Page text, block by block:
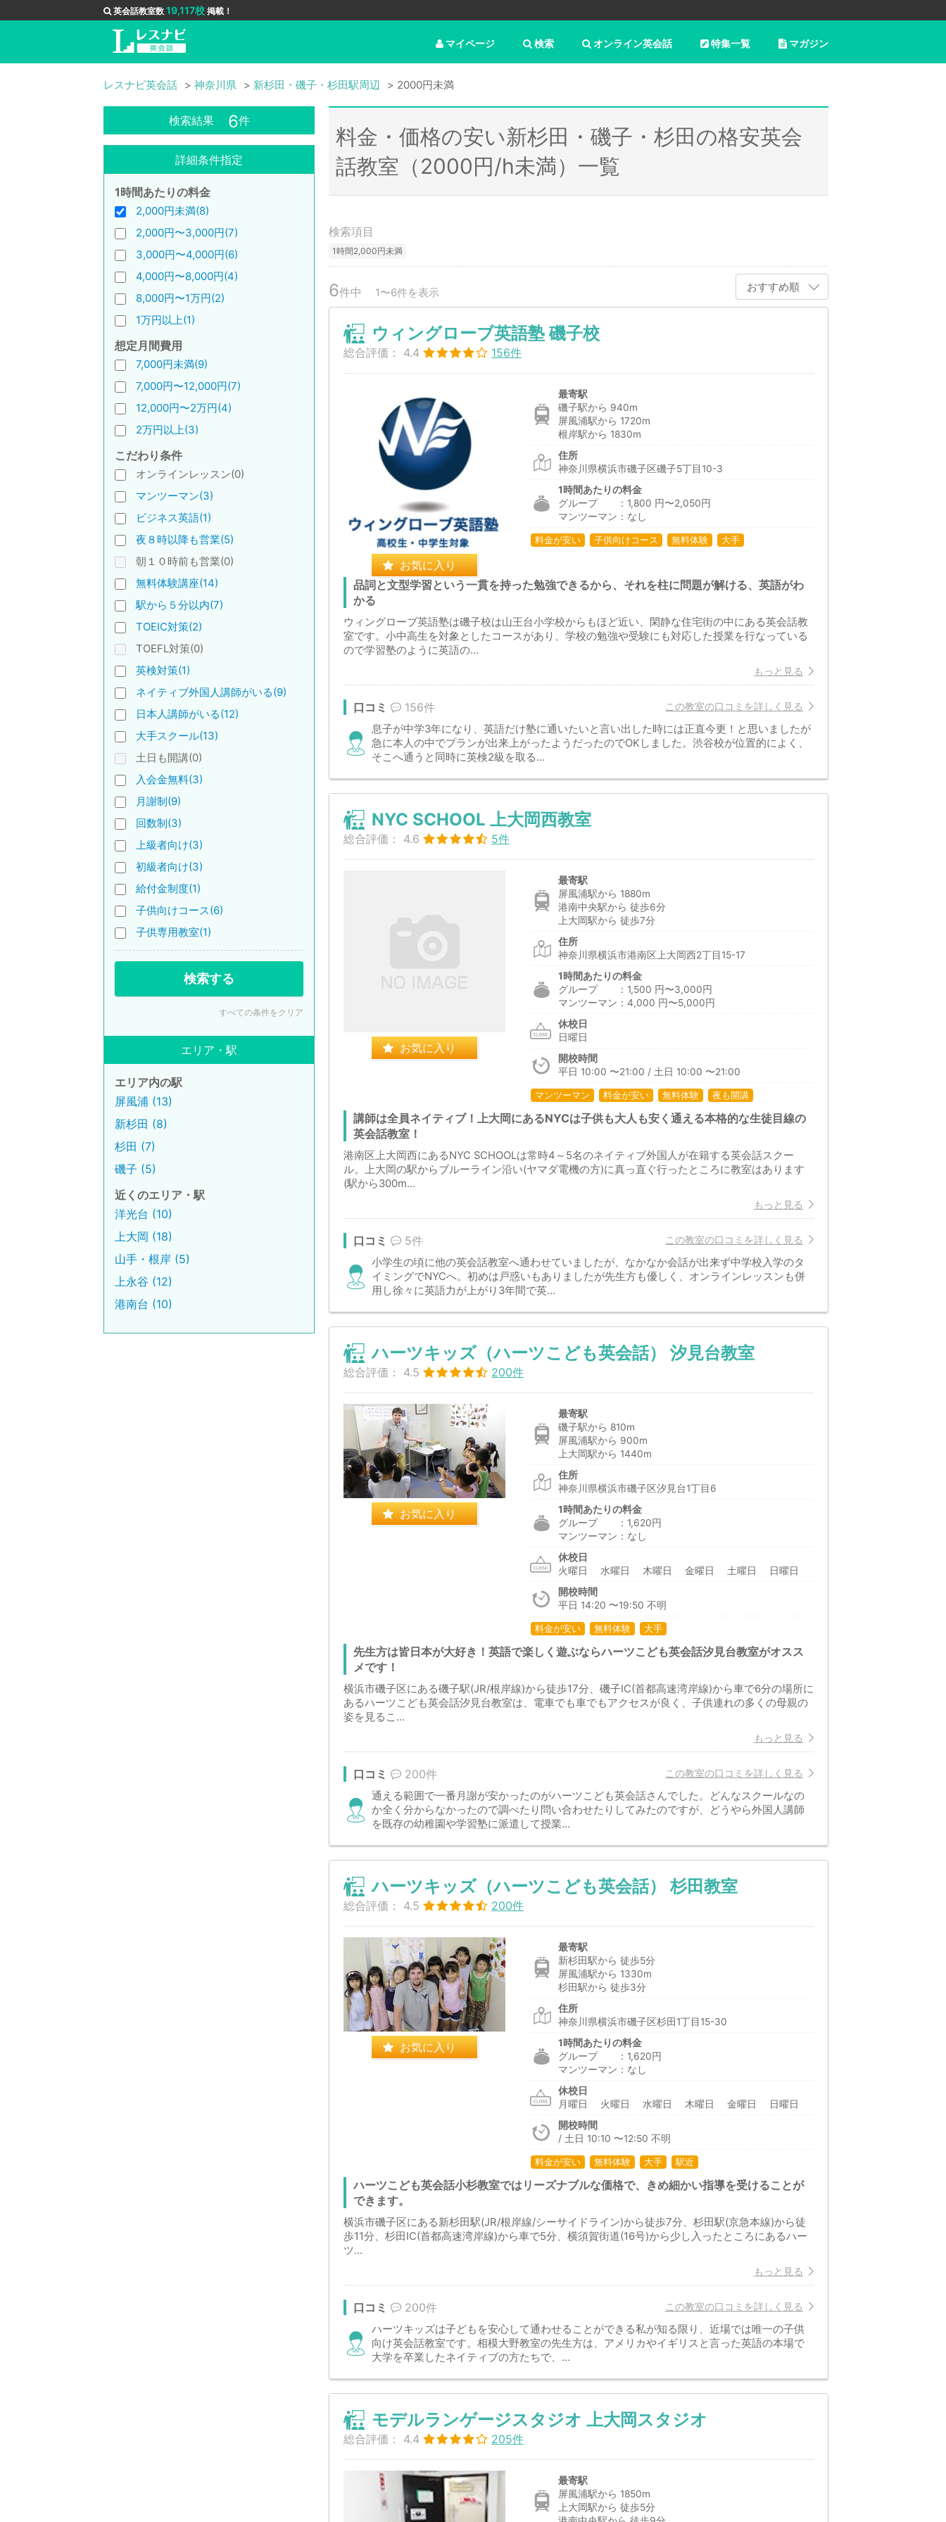
英会話教室数 19,117校 掲載！
マガジン
特集一覧
オンライン英会話
検索
マイページ
レスナビ英会話 神奈川県 新杉田・磯子・杉田駅周辺 2000円未満
検索結果 6件
詳細条件指定
1時間あたりの料金
2,000円未満(8)
2,000円〜3,000円(7)
3,000円〜4,000円(6)
4,000円〜8,000円(4)
8,000円〜1万円(2)
1万円以上(1)
想定月間費用
7,000円未満(9)
7,000円〜12,000円(7)
12,000円〜2万円(4)
2万円以上(3)
こだわり条件
オンラインレッスン(0)
マンツーマン(3)
ビジネス英語(1)
夜８時以降も営業(5)
朝１０時前も営業(0)
無料体験講座(14)
駅から５分以内(7)
TOEIC対策(2)
TOEFL対策(0)
英検対策(1)
ネイティブ外国人講師がいる(9)
日本人講師がいる(12)
大手スクール(13)
土日も開講(0)
入会金無料(3)
月謝制(9)
回数制(3)
上級者向け(3)
初級者向け(3)
給付金制度(1)
子供向けコース(6)
子供専用教室(1)
検索する
すべての条件をクリア
エリア・駅
エリア内の駅
屏風浦 (13)
新杉田 (8)
杉田 (7)
磯子 (5)
近くのエリア・駅
洋光台 (10)
上大岡 (18)
山手・根岸 (5)
上永谷 (12)
港南台 (10)
料金・価格の安い新杉田・磯子・杉田の格安英会
話教室（2000円/h未満）一覧
検索項目
1時間2,000円未満
6件中 1〜6件を表示 おすすめ順
ウィングローブ英語塾 磯子校
総合評価： 4.4 156件
お気に入り
最寄駅
磯子駅から 940m
屏風浦駅から 1720m
根岸駅から 1830m
住所
神奈川県横浜市磯子区磯子5丁目10-3
1時間あたりの料金
グループ ：1,800 円〜2,050円
マンツーマン：なし
料金が安い 子供向けコース 無料体験 大手
品詞と文型学習という一貫を持った勉強できるから、それを柱に問題が解ける、英語がわ
かる
ウィングローブ英語塾は磯子校は山王台小学校からもほど近い、閑静な住宅街の中にある英会話教
室です。小中高生を対象としたコースがあり、学校の勉強や受験にも対応した授業を行なっている
ので学習塾のように英語の...
もっと見る
この教室の口コミを詳しく見る
口コミ 156件
息子が中学3年になり、英語だけ塾に通いたいと言い出した時には正直今更！と思いましたが
急に本人の中でプランが出来上がったようだったのでOKしました。渋谷校が位置的によく、
そこへ通うと同時に英検2級を取る...
NYC SCHOOL 上大岡西教室
総合評価： 4.6 5件
お気に入り
最寄駅
屏風浦駅から 1880m
港南中央駅から 徒歩6分
上大岡駅から 徒歩7分
住所
神奈川県横浜市港南区上大岡西2丁目15-17
1時間あたりの料金
グループ ：1,500 円〜3,000円
マンツーマン：4,000 円〜5,000円
休校日
日曜日
開校時間
平日 10:00 〜21:00 / 土日 10:00 〜21:00
マンツーマン 料金が安い 無料体験 夜も開講
講師は全員ネイティブ！上大岡にあるNYCは子供も大人も安く通える本格的な生徒目線の
英会話教室！
港南区上大岡西にあるNYC SCHOOLは常時4～5名のネイティブ外国人が在籍する英会話スクー
ル。上大岡の駅からブルーライン沿い(ヤマダ電機の方)に真っ直ぐ行ったところに教室はあります
(駅から300m...
もっと見る
この教室の口コミを詳しく見る
口コミ 5件
小学生の頃に他の英会話教室へ通わせていましたが、なかなか会話が出来ず中学校入学のタ
イミングでNYCへ。初めは戸惑いもありましたが先生方も優しく、オンラインレッスンも併
用し徐々に英語力が上がり3年間で英...
ハーツキッズ（ハーツこども英会話） 汐見台教室
総合評価： 4.5 200件
お気に入り
最寄駅
磯子駅から 810m
屏風浦駅から 900m
上大岡駅から 1440m
住所
神奈川県横浜市磯子区汐見台1丁目6
1時間あたりの料金
グループ ：1,620円
マンツーマン：なし
休校日
火曜日 水曜日 木曜日 金曜日 土曜日 日曜日
開校時間
平日 14:20 〜19:50 不明
料金が安い 無料体験 大手
先生方は皆日本が大好き！英語で楽しく遊ぶならハーツこども英会話汐見台教室がオスス
メです！
横浜市磯子区にある磯子駅(JR/根岸線)から徒歩17分、磯子IC(首都高速湾岸線)から車で6分の場所に
あるハーツこども英会話汐見台教室は、電車でも車でもアクセスが良く、子供連れの多くの母親の
姿を見るこ...
もっと見る
この教室の口コミを詳しく見る
口コミ 200件
通える範囲で一番月謝が安かったのがハーツこども英会話さんでした。どんなスクールなの
か全く分からなかったので調べたり問い合わせたりしてみたのですが、どうやら外国人講師
を既存の幼稚園や学習塾に派遣して授業...
ハーツキッズ（ハーツこども英会話） 杉田教室
総合評価： 4.5 200件
お気に入り
最寄駅
新杉田駅から 徒歩5分
屏風浦駅から 1330m
杉田駅から 徒歩3分
住所
神奈川県横浜市磯子区杉田1丁目15-30
1時間あたりの料金
グループ ：1,620円
マンツーマン：なし
休校日
月曜日 火曜日 水曜日 木曜日 金曜日 日曜日
開校時間
/ 土日 10:10 〜12:50 不明
料金が安い 無料体験 大手 駅近
ハーツこども英会話小杉教室ではリーズナブルな価格で、きめ細かい指導を受けることが
できます。
横浜市磯子区にある新杉田駅(JR/根岸線/シーサイドライン)から徒歩7分、杉田駅(京急本線)から徒
歩11分、杉田IC(首都高速湾岸線)から車で5分、横須賀街道(16号)から少し入ったところにあるハー
ツ...
もっと見る
この教室の口コミを詳しく見る
口コミ 200件
ハーツキッズは子どもを安心して通わせることができる私が知る限り、近場では唯一の子供
向け英会話教室です。相模大野教室の先生方は、アメリカやイギリスと言った英語の本場で
大学を卒業したネイティブの方たちで、...
モデルランゲージスタジオ 上大岡スタジオ
総合評価： 4.4 205件
最寄駅
屏風浦駅から 1850m
上大岡駅から 徒歩5分